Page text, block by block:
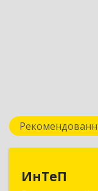
ИнТеП